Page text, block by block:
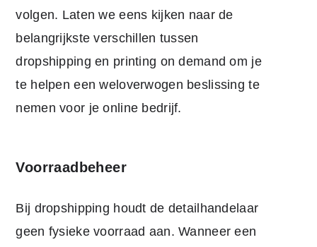
volgen. Laten we eens kijken naar de
belangrijkste verschillen tussen
dropshipping en printing on demand om je
te helpen een weloverwogen beslissing te
nemen voor je online bedrijf.
Voorraadbeheer
Bij dropshipping houdt de detailhandelaar
geen fysieke voorraad aan. Wanneer een